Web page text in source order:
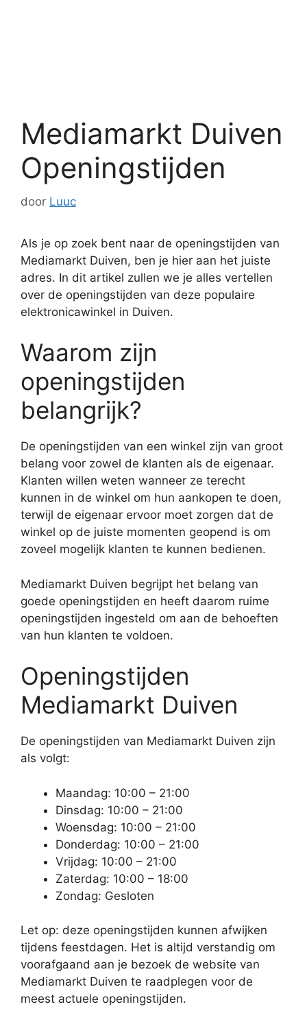
Mediamarkt Duiven
Openingstijden
door Luuc
Als je op zoek bent naar de openingstijden van
Mediamarkt Duiven, ben je hier aan het juiste
adres. In dit artikel zullen we je alles vertellen
over de openingstijden van deze populaire
elektronicawinkel in Duiven.
Waarom zijn
openingstijden
belangrijk?
De openingstijden van een winkel zijn van groot
belang voor zowel de klanten als de eigenaar.
Klanten willen weten wanneer ze terecht
kunnen in de winkel om hun aankopen te doen,
terwijl de eigenaar ervoor moet zorgen dat de
winkel op de juiste momenten geopend is om
zoveel mogelijk klanten te kunnen bedienen.
Mediamarkt Duiven begrijpt het belang van
goede openingstijden en heeft daarom ruime
openingstijden ingesteld om aan de behoeften
van hun klanten te voldoen.
Openingstijden
Mediamarkt Duiven
De openingstijden van Mediamarkt Duiven zijn
als volgt:
Maandag: 10:00 – 21:00
Dinsdag: 10:00 – 21:00
Woensdag: 10:00 – 21:00
Donderdag: 10:00 – 21:00
Vrijdag: 10:00 – 21:00
Zaterdag: 10:00 – 18:00
Zondag: Gesloten
Let op: deze openingstijden kunnen afwijken
tijdens feestdagen. Het is altijd verstandig om
voorafgaand aan je bezoek de website van
Mediamarkt Duiven te raadplegen voor de
meest actuele openingstijden.